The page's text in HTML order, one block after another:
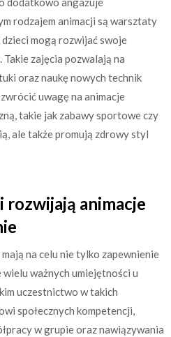
rodzajem animacji są warsztaty
mogą rozwijać swoje
zajęcia pozwalają na
oraz naukę nowych technik
uwagę na animacje
takie jak zabawy sportowe czy
ale także promują zdrowy styl
rozwijają animacje
na celu nie tylko zapewnienie
ważnych umiejętności u
uczestnictwo w takich
społecznych kompetencji,
w grupie oraz nawiązywania